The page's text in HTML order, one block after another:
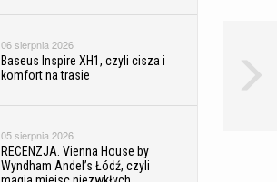
06 sierpnia 2026
Baseus Inspire XH1, czyli cisza i
komfort na trasie
05 sierpnia 2026
RECENZJA. Vienna House by
Wyndham Andel’s Łódź, czyli